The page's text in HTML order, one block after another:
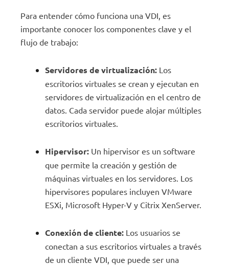
Para entender cómo funciona una VDI, es
importante conocer los componentes clave y el
flujo de trabajo:
Servidores de virtualización: Los
escritorios virtuales se crean y ejecutan en
servidores de virtualización en el centro de
datos. Cada servidor puede alojar múltiples
escritorios virtuales.
Hipervisor: Un hipervisor es un software
que permite la creación y gestión de
máquinas virtuales en los servidores. Los
hipervisores populares incluyen VMware
ESXi, Microsoft Hyper-V y Citrix XenServer.
Conexión de cliente: Los usuarios se
conectan a sus escritorios virtuales a través
de un cliente VDI, que puede ser una